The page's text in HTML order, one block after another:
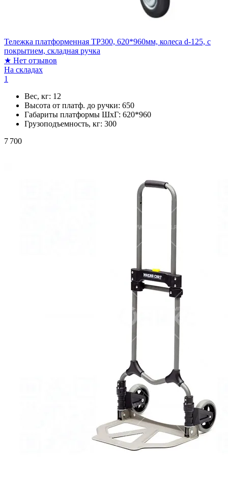
Тележка платформенная TP300, 620*960мм, колеса d-125, с
покрытием, складная ручка
★ Нет отзывов
На складах
1
Вес, кг: 12
Высота от платф. до ручки: 650
Габариты платформы ШxГ: 620*960
Грузоподъемность, кг: 300
7 700